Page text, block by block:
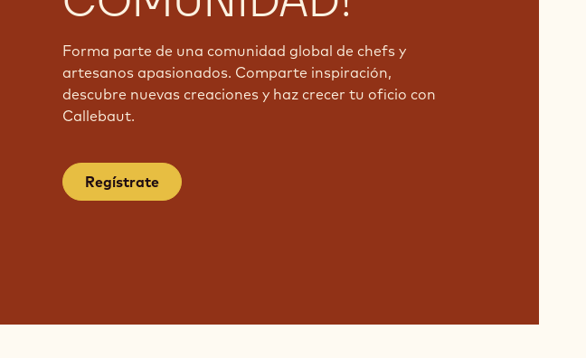
Forma parte de una comunidad global de chefs y
artesanos apasionados. Comparte inspiración,
descubre nuevas creaciones y haz crecer tu oficio con
Callebaut.
Regístrate